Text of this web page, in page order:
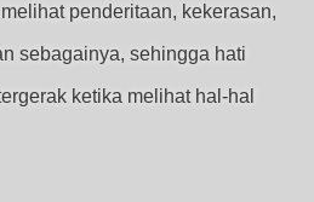
penderitaan, kekerasan,
sebagainya, sehingga hati
ketika melihat hal-hal